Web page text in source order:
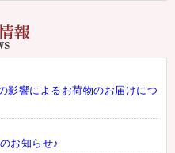
影響によるお荷物のお届けにつ
お知らせ♪